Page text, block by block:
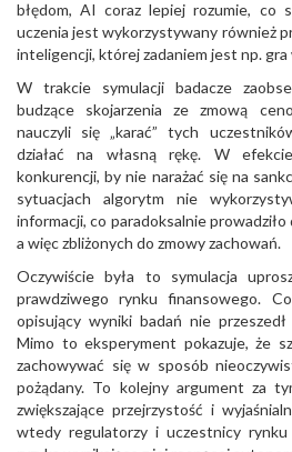
błędom, AI coraz lepiej rozumie, co
uczenia jest wykorzystywany również
inteligencji, której zadaniem jest np. gra
W trakcie symulacji badacze
budzące skojarzenia ze zmową
nauczyli się „karać” tych
działać na własną rękę. W
konkurencji, by nie narażać się na
sytuacjach algorytm nie
informacji, co paradoksalnie
a więc zbliżonych do zmowy zachowań.
Oczywiście była to symulacja
prawdziwego rynku finansowego.
opisujący wyniki badań nie
Mimo to eksperyment pokazuje, że
zachowywać się w sposób
pożądany. To kolejny argument za
zwiększające przejrzystość i
wtedy regulatorzy i uczestnicy